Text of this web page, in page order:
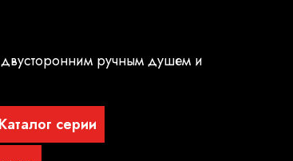
ручным душем и
Каталог серии